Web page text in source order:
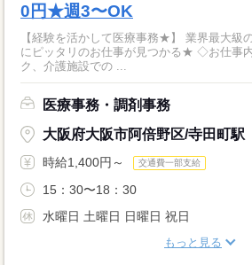
0円★週3〜OK
【経験を活かして医療事務★】 業界最大級
にピッタリのお仕事が見つかる★ ◇お仕事内容◇ 病院やクリニッ
ク、介護施設での ...
医療事務・調剤事務
大阪府大阪市阿倍野区/寺田町駅
時給1,400円～ 交通費一部支給
15：30〜18：30
水曜日 土曜日 日曜日 祝日
もっと見る